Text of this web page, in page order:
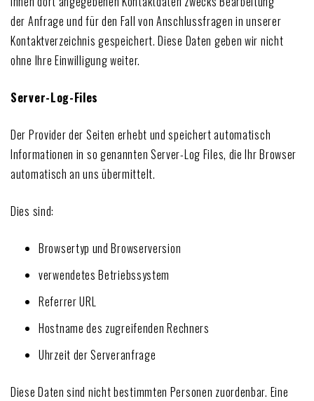
der Anfrage und für den Fall von Anschlussfragen in unserer
Kontaktverzeichnis gespeichert. Diese Daten geben wir nicht
ohne Ihre Einwilligung weiter.
Server-Log-Files
Der Provider der Seiten erhebt und speichert automatisch
Informationen in so genannten Server-Log Files, die Ihr Browser
automatisch an uns übermittelt.
Dies sind:
Browsertyp und Browserversion
verwendetes Betriebssystem
Referrer URL
Hostname des zugreifenden Rechners
Uhrzeit der Serveranfrage
Diese Daten sind nicht bestimmten Personen zuordenbar. Eine